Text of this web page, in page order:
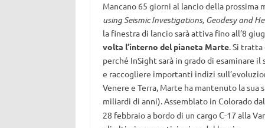
Mancano 65 giorni al lancio della prossima
using Seismic Investigations, Geodesy and
la finestra di lancio sarà attiva fino all’8
volta l’interno del pianeta Marte. Si
perché InSight sarà in grado di esaminare
e raccogliere importanti indizi
Venere e Terra, Marte ha mantenuto la
miliardi di anni). Assemblato in Colorado
28 febbraio a bordo di un cargo C-17alla